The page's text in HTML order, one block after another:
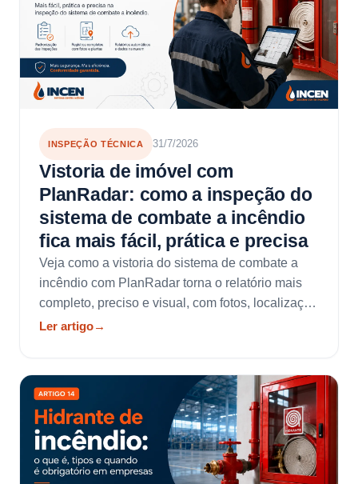
INSPEÇÃO TÉCNICA 31/7/2026
Vistoria de imóvel com
PlanRadar: como a inspeção do
sistema de combate a incêndio
fica mais fácil, prática e precisa
Veja como a vistoria do sistema de combate a
incêndio com PlanRadar torna o relatório mais
completo, preciso e visual, com fotos, localização
em planta, checklist e PDF técnico.
Ler artigo→